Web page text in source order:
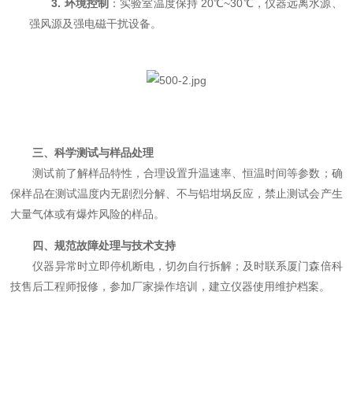
3. 环境控制 ：实验室温度保持 20℃~30℃，仪器远离水源、
强风源及强电磁干扰设备。
三、科学测试与样品处理
测试前了解样品特性，合理设置升温速率、恒温时间等参数；确
保样品在测试温度内无剧烈分解、不与铝坩埚反应，禁止测试会产生
大量气体或有爆炸风险的样品。
四、规范故障处理与技术支持
仪器异常时立即停机断电，切勿自行拆解；及时联系厦门森倍科
技售后工程师报修，参加厂家操作培训，建立仪器使用维护档案。